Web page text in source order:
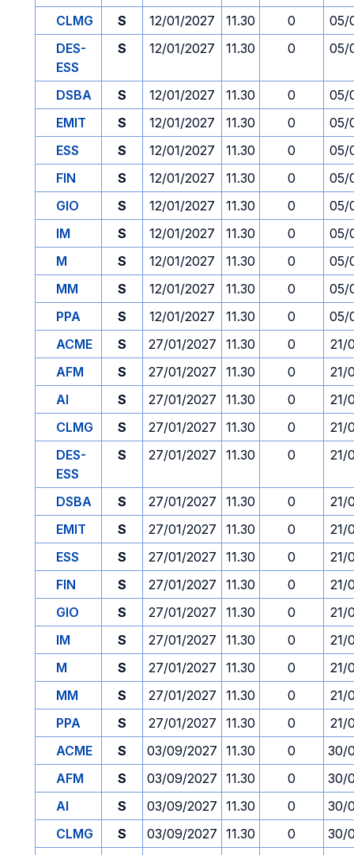
CLMG
S 12/01/2027 11.30 0
05/
DES-
ESS
S 12/01/2027 11.30 0 05/
DSBA S 12/01/2027 11.30 0
05/
EMIT
S 12/01/2027 11.30 0
05/
ESS
S 12/01/2027 11.30 0
05/
FIN
S 12/01/2027 11.30 0
05/
GIO
S 12/01/2027 11.30 0
05/
IM
S 12/01/2027 11.30 0
05/
M
S 12/01/2027 11.30 0
05/
MM
S 12/01/2027 11.30 0
05/
PPA
S 12/01/2027 11.30 0
05/
ACME
S 27/01/2027 11.30 0
21/
AFM
S 27/01/2027 11.30 0
21/
AI
S 27/01/2027 11.30 0
21/
CLMG
S 27/01/2027 11.30 0
21/
DES-
ESS
S 27/01/2027 11.30 0 21/
DSBA S 27/01/2027 11.30 0
21/
EMIT
S 27/01/2027 11.30 0
21/
ESS
S 27/01/2027 11.30 0
21/
FIN
S 27/01/2027 11.30 0
21/
GIO
S 27/01/2027 11.30 0
21/
IM
S 27/01/2027 11.30 0
21/
M
S 27/01/2027 11.30 0
21/
MM
S 27/01/2027 11.30 0
21/
PPA
S 27/01/2027 11.30 0
21/
ACME
S 03/09/2027 11.30 0
30/
AFM
S 03/09/2027 11.30 0
30/
AI
S 03/09/2027 11.30 0
30/
CLMG
S 03/09/2027 11.30 0
30/